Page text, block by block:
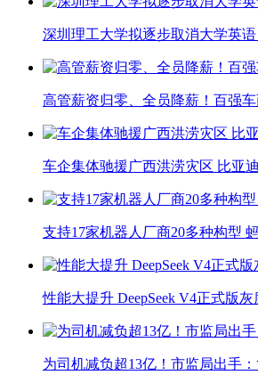
深圳理工大学拟逐步取消大学英
高管薪资归零、全员降薪！百强
车企集体驰援广西洪涝灾区 比亚
支持17家机器人厂商20多种构型
性能大提升 DeepSeek V4正式版
为司机减负超13亿！市监局出手